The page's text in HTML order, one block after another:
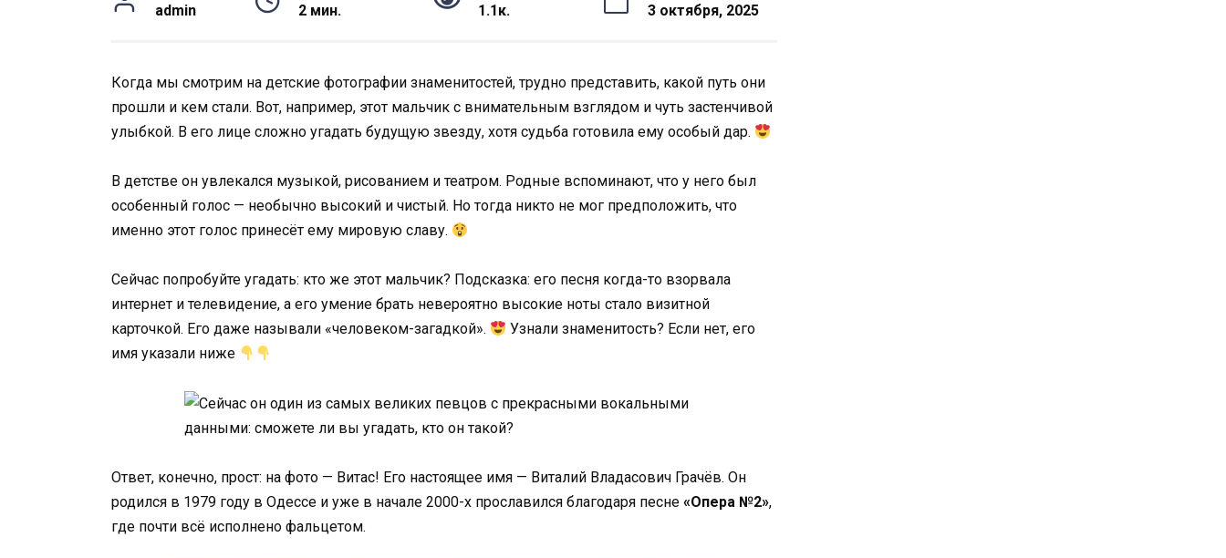
admin 2 мин. 1.1к. 3 октября, 2025
Когда мы смотрим на детские фотографии знаменитостей, трудно представить, какой путь они
прошли и кем стали. Вот, например, этот мальчик с внимательным взглядом и чуть застенчивой
улыбкой. В его лице сложно угадать будущую звезду, хотя судьба готовила ему особый дар.
В детстве он увлекался музыкой, рисованием и театром. Родные вспоминают, что у него был
особенный голос — необычно высокий и чистый. Но тогда никто не мог предположить, что
именно этот голос принесёт ему мировую славу.
Сейчас попробуйте угадать: кто же этот мальчик? Подсказка: его песня когда-то взорвала
интернет и телевидение, а его умение брать невероятно высокие ноты стало визитной
карточкой. Его даже называли «человеком-загадкой».
Узнали знаменитость? Если нет, его
имя указали ниже
Ответ, конечно, прост: на фото — Витас! Его настоящее имя — Виталий Владасович Грачёв. Он
родился в 1979 году в Одессе и уже в начале 2000-х прославился благодаря песне «Опера №2»,
где почти всё исполнено фальцетом.